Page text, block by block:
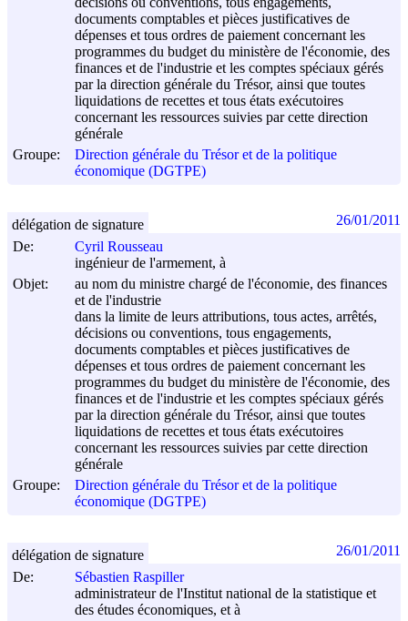
documents comptables et pièces justificatives de
dépenses et tous ordres de paiement concernant les
programmes du budget du ministère de l'économie, des
finances et de l'industrie et les comptes spéciaux gérés
par la direction générale du Trésor, ainsi que toutes
liquidations de recettes et tous états exécutoires
concernant les ressources suivies par cette direction
générale
Groupe:
Direction générale du Trésor et de la politique
économique (DGTPE)
De:
Cyril Rousseau
ingénieur de l'armement, à
Objet:
au nom du ministre chargé de l'économie, des finances
et de l'industrie
dans la limite de leurs attributions, tous actes, arrêtés,
décisions ou conventions, tous engagements,
documents comptables et pièces justificatives de
dépenses et tous ordres de paiement concernant les
programmes du budget du ministère de l'économie, des
finances et de l'industrie et les comptes spéciaux gérés
par la direction générale du Trésor, ainsi que toutes
liquidations de recettes et tous états exécutoires
concernant les ressources suivies par cette direction
générale
Groupe:
Direction générale du Trésor et de la politique
économique (DGTPE)
délégation de signature 26/01/2011
De:
Sébastien Raspiller
administrateur de l'Institut national de la statistique et
des études économiques, et à
délégation de signature 26/01/2011